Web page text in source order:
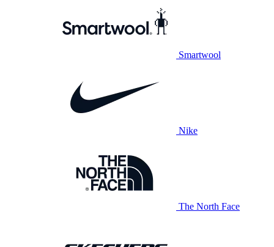
Smartwool
Nike
The North Face